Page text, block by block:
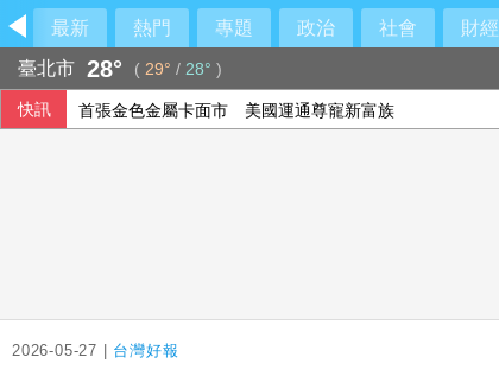
最新 熱門 專題 政治 社會 財經
臺北市 28° ( 29° / 28° )
快訊 首張金色金屬卡面市 美國運通尊寵新富族
2026-05-27 | 台灣好報